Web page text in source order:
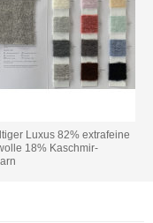
Luxus 82% extrafeine
18% Kaschmir-